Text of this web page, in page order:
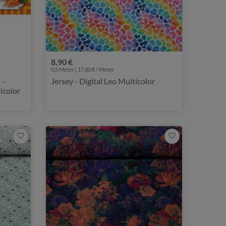
-
8,90 €
0,5 Meter | 17,80 € / Meter
Jersey - Digital Leo Multicolor